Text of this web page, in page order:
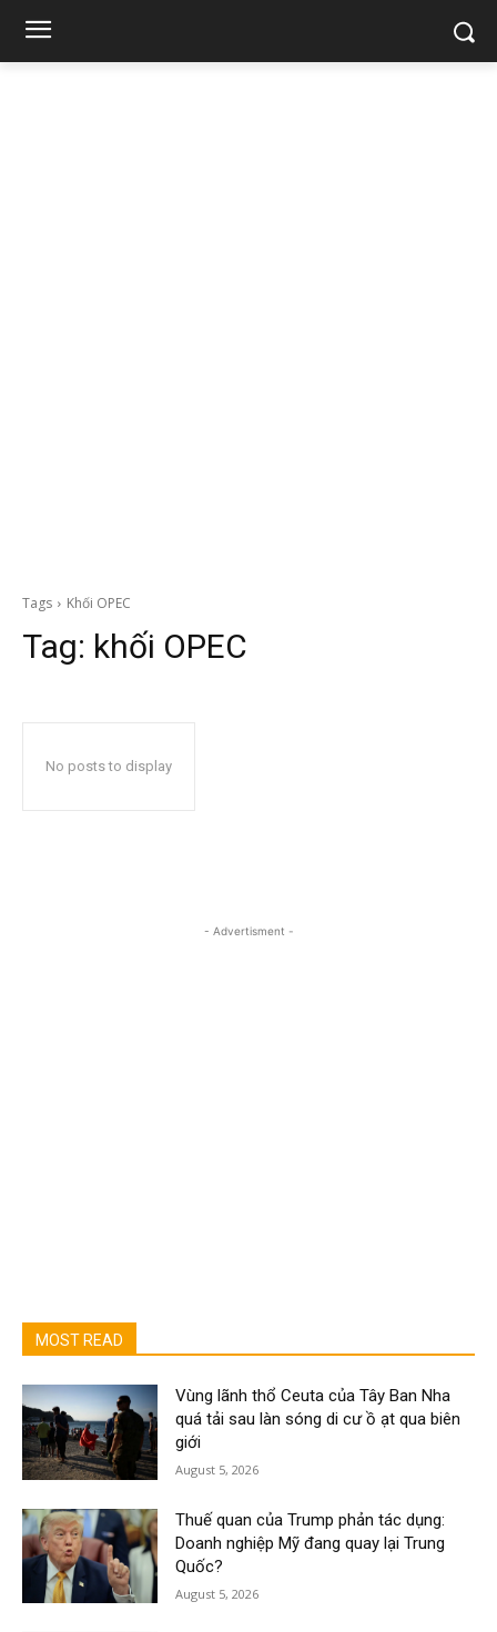
Tags Khối OPEC
Tag: khối OPEC
No posts to display
- Advertisment -
MOST READ
Vùng lãnh thổ Ceuta của Tây Ban Nha
quá tải sau làn sóng di cư ồ ạt qua biên
giới
August 5, 2026
Thuế quan của Trump phản tác dụng:
Doanh nghiệp Mỹ đang quay lại Trung
Quốc?
August 5, 2026